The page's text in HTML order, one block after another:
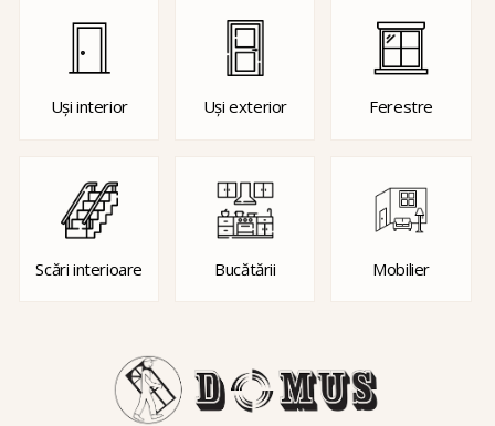
Uși interior Uși exterior Ferestre
Scări interioare Bucătării Mobilier